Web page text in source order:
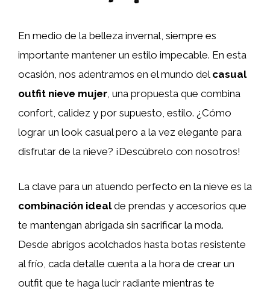
En medio de la belleza invernal, siempre es
importante mantener un estilo impecable. En esta
ocasión, nos adentramos en el mundo del casual
outfit nieve mujer, una propuesta que combina
confort, calidez y por supuesto, estilo. ¿Cómo
lograr un look casual pero a la vez elegante para
disfrutar de la nieve? ¡Descúbrelo con nosotros!
La clave para un atuendo perfecto en la nieve es la
combinación idealde prendas y accesorios que
te mantengan abrigada sin sacrificar la moda.
Desde abrigos acolchados hasta botas resistente
al frío, cada detalle cuenta a la hora de crear un
outfit que te haga lucir radiante mientras te